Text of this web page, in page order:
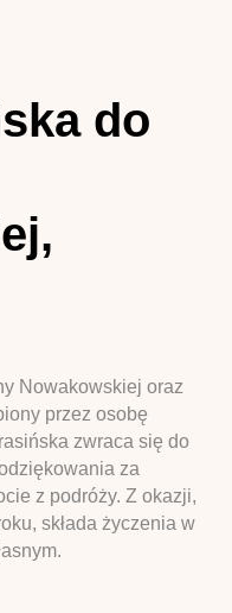
do
Nowakowskiej oraz
przez osobę
zwraca się do
za
z podróży. Z okazji,
składa życzenia w